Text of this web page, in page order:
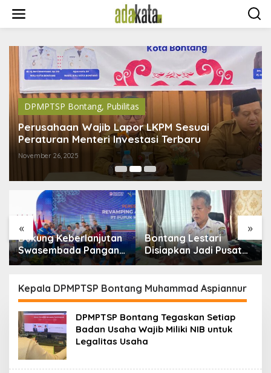
i
DPMPTSP Bontang, Pubilitas
Perusahaan Wajib Lapor LKPM Sesuai
Peraturan Menteri Investasi Terbaru
November 26, 2025
« »
Dukung Keberlanjutan
Swasembada Pangan,
Pupuk Indonesia
Pabrik Tertua Pupuk
Kaltim
Bontang Lestari
Disiapkan Jadi Pusat
Industri Baru, 18
Resmi Dipetakan
Kepala DPMPTSP Bontang Muhammad Aspiannur
DPMPTSP Bontang Tegaskan Setiap
Badan Usaha Wajib Miliki NIB untuk
Legalitas Usaha